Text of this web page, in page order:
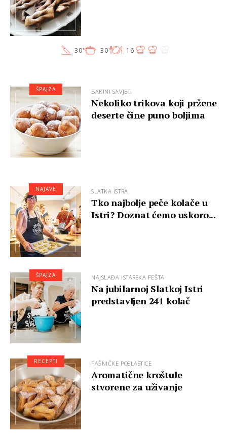
30' 30' 16
BAKINI SAVJETI
Nekoliko trikova koji pržene
deserte čine puno boljima
ŠPAJZA
SLATKA ISTRA
Tko najbolje peče kolače u
Istri? Doznat ćemo uskoro...
NAJAVE
NAJSLAĐA ISTARSKA FEŠTA
Na jubilarnoj Slatkoj Istri
predstavljen 241 kolač
ŠPAJZA
FAŠNIČKE POSLASTICE
Aromatične kroštule
stvorene za uživanje
RECEPTI